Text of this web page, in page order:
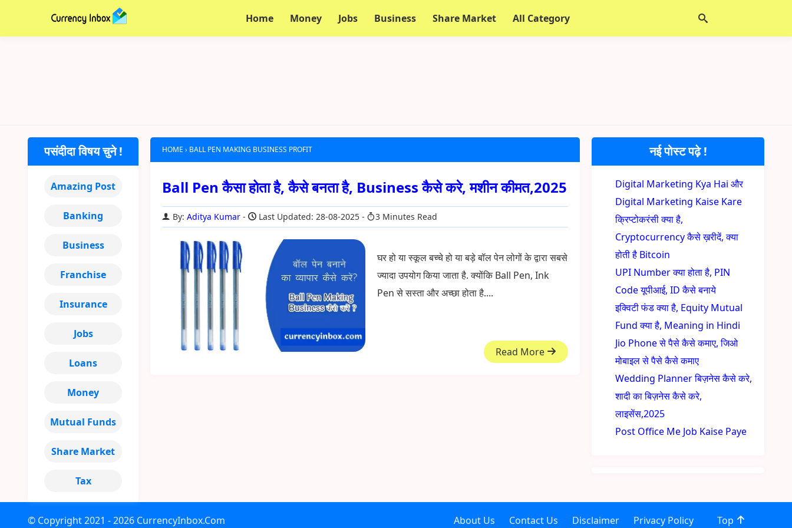
Home Money Jobs Business Share Market All Category
HOME › BALL PEN MAKING BUSINESS PROFIT
Ball Pen कैसा होता है, कैसे बनता है, Business कैसे करे, मशीन कीमत,2025
By:Aditya Kumar Last Updated: 28-08-2025 3 Minutes Read
घर हो या स्कूल बच्चे हो या बड़े बॉल पेन लोगों के द्वारा सबसे
ज्यादा उपयोग किया जाता है. क्योंकि Ball Pen, Ink
Pen से सस्ता और अच्छा होता है....
Read More
नई पोस्ट पढ़े !
Digital Marketing Kya Hai और
Digital Marketing Kaise Kare
क्रिप्टोकरंसी क्या है,
Cryptocurrency कैसे ख़रीदें, क्या
होती है Bitcoin
UPI Number क्या होता है, PIN
Code यूपीआई, ID कैसे बनाये
इक्विटी फंड क्या है, Equity Mutual
Fund क्या है, Meaning in Hindi
Jio Phone से पैसे कैसे कमाए, जिओ
मोबाइल से पैसे कैसे कमाए
Wedding Planner बिज़नेस कैसे करे,
शादी का बिज़नेस कैसे करे,
लाइसेंस,2025
Post Office Me Job Kaise Paye
पसंदीदा विषय चुने !
Amazing Post
Banking
Business
Franchise
Insurance
Jobs
Loans
Money
Mutual Funds
Share Market
Tax
© Copyright2021 - 2026 CurrencyInbox.Com About Us Contact Us Disclaimer Privacy Policy Top